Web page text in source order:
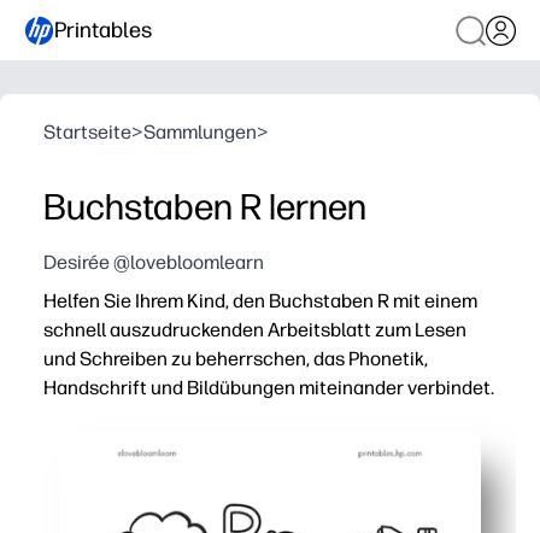
Printables
Startseite>Sammlungen>
Buchstaben R lernen
Desirée @lovebloomlearn
Helfen Sie Ihrem Kind, den Buchstaben R mit einem
schnell auszudruckenden Arbeitsblatt zum Lesen
und Schreiben zu beherrschen, das Phonetik,
Handschrift und Bildübungen miteinander verbindet.
Keine Vorbereitung — einfach ausdrucken und los
Baut die Erkennung von Groß- und Kleinbuchstaben R
Stärkt die Geräuschwahrnehmung am Anfang, indem